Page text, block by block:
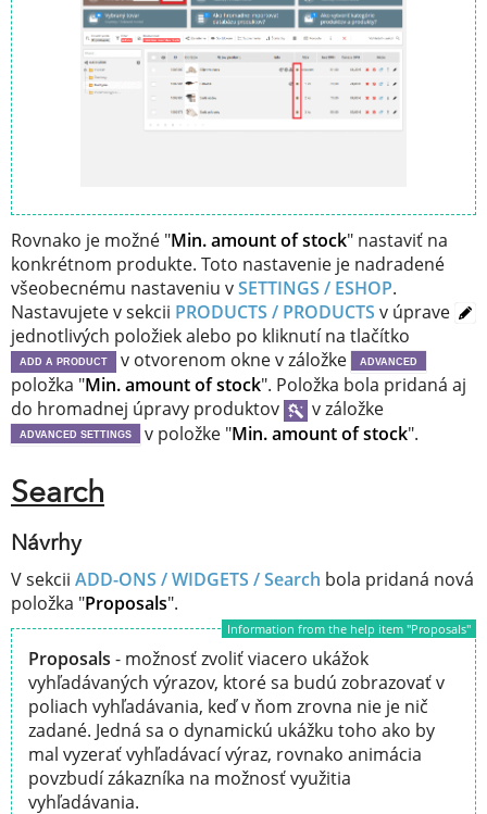
Rovnako je možné "Min. amount of stock" nastaviť na
konkrétnom produkte. Toto nastavenie je nadradené
všeobecnému nastaveniu vSETTINGS / ESHOP.
Nastavujete v sekcii PRODUCTS / PRODUCTS v úprave
jednotlivých položiek alebo po kliknutí na tlačítko
ADD A PRODUCT v otvorenom okne v záložke ADVANCED
položka "Min. amount of stock". Položka bola pridaná aj
do hromadnej úpravy produktov
v záložke
ADVANCED SETTINGS v položke "Min. amount of stock".
Search
Návrhy
V sekcii ADD-ONS / WIDGETS /Search bola pridaná nová
položka "Proposals".
Information from the help item "Proposals"
Proposals - možnosť zvoliť viacero ukážok
vyhľadávaných výrazov, ktoré sa budú zobrazovať v
poliach vyhľadávania, keď v ňom zrovna nie je nič
zadané. Jedná sa o dynamickú ukážku toho ako by
mal vyzerať vyhľadávací výraz, rovnako animácia
povzbudí zákazníka na možnosť využitia
vyhľadávania.